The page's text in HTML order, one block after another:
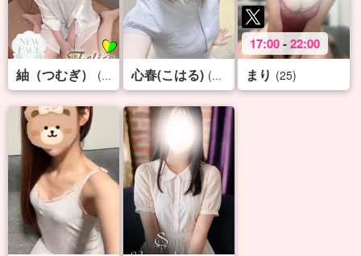
紬（つむぎ） (23) 心春(こはる) (24)
17:00-22:00
まり (25)